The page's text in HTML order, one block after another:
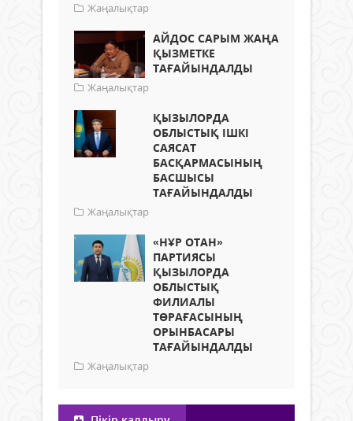
Жаңалықтар
АЙДОС САРЫМ ЖАҢА
ҚЫЗМЕТКЕ
ТАҒАЙЫНДАЛДЫ
Жаңалықтар
ҚЫЗЫЛОРДА
ОБЛЫСТЫҚ ІШКІ
САЯСАТ
БАСҚАРМАСЫНЫҢ
БАСШЫСЫ
ТАҒАЙЫНДАЛДЫ
Жаңалықтар
«НҰР ОТАН»
ПАРТИЯСЫ
ҚЫЗЫЛОРДА
ОБЛЫСТЫҚ
ФИЛИАЛЫ
ТӨРАҒАСЫНЫҢ
ОРЫНБАСАРЫ
ТАҒАЙЫНДАЛДЫ
Жаңалықтар